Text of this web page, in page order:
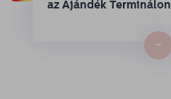
az Ajándék Terminálon
→